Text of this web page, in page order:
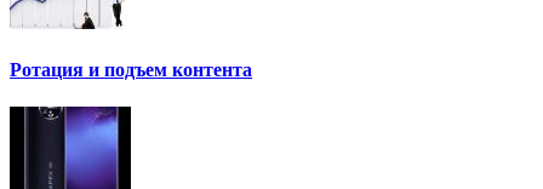
Ротация и подъем контента